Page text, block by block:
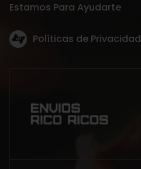
Estamos Para Ayudarte
Políticas de Privacidad